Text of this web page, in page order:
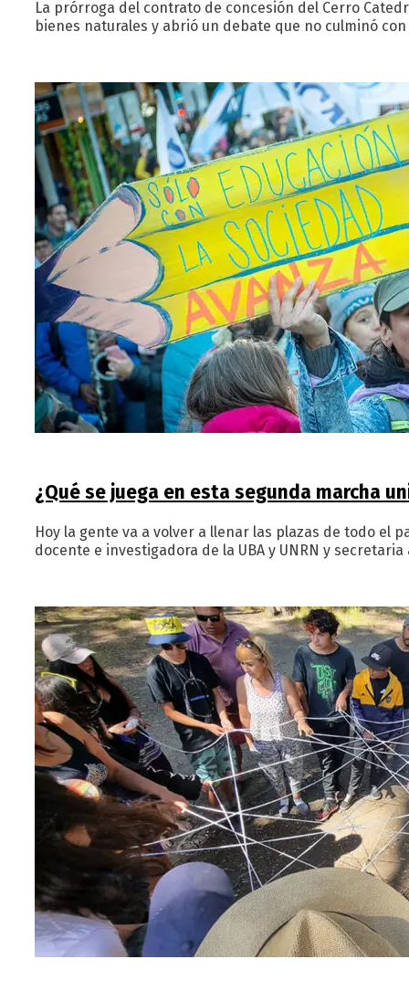
La prórroga del contrato de concesión del Cerro
bienes naturales y abrió un debate que no culminó
¿Qué se juega en esta segunda marcha
Hoy la gente va a volver a llenar las plazas de todo el
docente e investigadora de la UBA y UNRN y